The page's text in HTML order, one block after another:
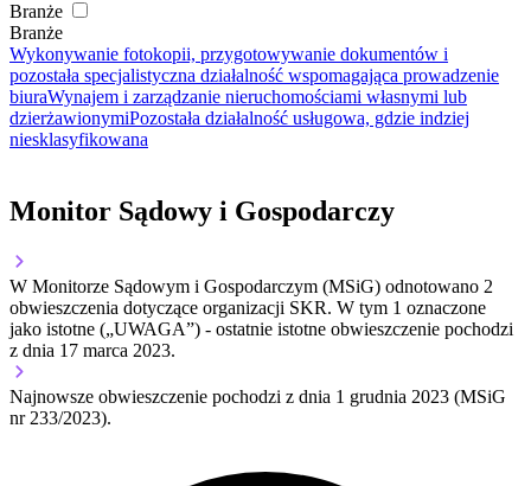
Branże
Branże
Wykonywanie fotokopii, przygotowywanie dokumentów i
pozostała specjalistyczna działalność wspomagająca prowadzenie
biuraWynajem i zarządzanie nieruchomościami własnymi lub
dzierżawionymiPozostała działalność usługowa, gdzie indziej
niesklasyfikowana
Monitor Sądowy i Gospodarczy
W Monitorze Sądowym i Gospodarczym (MSiG) odnotowano 2
obwieszczenia dotyczące organizacji SKR. W tym 1 oznaczone
jako istotne („UWAGA”) - ostatnie istotne obwieszczenie pochodzi
z dnia 17 marca 2023.
Najnowsze obwieszczenie pochodzi z dnia 1 grudnia 2023 (MSiG
nr 233/2023).